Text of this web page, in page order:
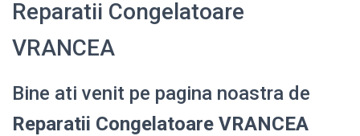
Reparatii Congelatoare
VRANCEA
Bine ati venit pe pagina noastra de
Reparatii Congelatoare VRANCEA